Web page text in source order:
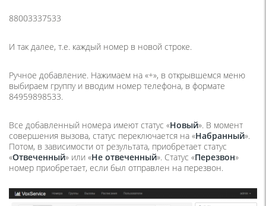
88003337533
И так далее, т.е. каждый номер в новой строке.
Ручное добавление. Нажимаем на «+», в открывшемся меню
выбираем группу и вводим номер телефона, в формате
84959898533.
Все добавленный номера имеют статус «Новый». В момент
совершения вызова, статус переключается на «Набранный».
Потом, в зависимости от результата, приобретает статус
«Отвеченный» или «Не отвеченный». Статус «Перезвон»
номер приобретает, если был отправлен на перезвон.